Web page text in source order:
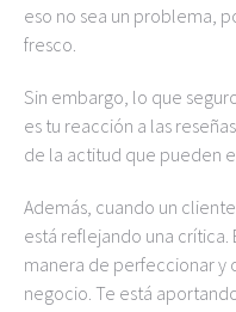
eso no sea un problema,
fresco.
Sin embargo, lo que
es tu reacción a las
de la actitud que pueden
Además, cuando un
está reflejando una
manera de perfeccionar y
negocio. Te está